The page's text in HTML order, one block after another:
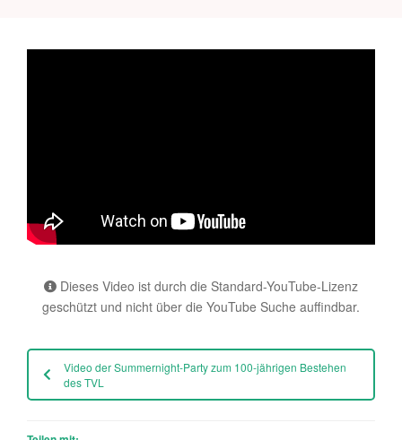
Dieses Video ist durch die Standard-YouTube-Lizenz
geschützt und nicht über die YouTube Suche auffindbar.
Video der Summernight-Party zum 100-jährigen Bestehen
des TVL